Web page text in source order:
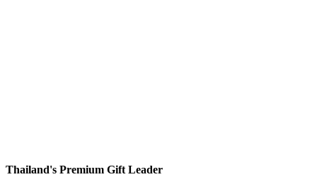
Thailand's Premium Gift Leader